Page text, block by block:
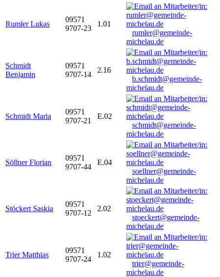
Rumler Lukas
09571
9707-23
1.01
rumler@gemeinde-
michelau.de
Schmidt
Benjamin
09571
9707-14
2.16
b.schmidt@gemeinde-
michelau.de
Schmidt Maria
09571
9707-21
E.02
schmidt@gemeinde-
michelau.de
Söllner Florian
09571
9707-44
E.04
soellner@gemeinde-
michelau.de
Stöckert Saskia
09571
9707-12
2.02
stoeckert@gemeinde-
michelau.de
Trier Matthias
09571
9707-24
1.02
trier@gemeinde-
michelau.de